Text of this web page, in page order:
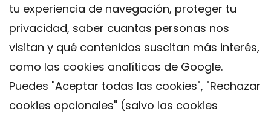
tu experiencia de navegación, proteger tu
privacidad, saber cuantas personas nos
visitan y qué contenidos suscitan más interés,
como las cookies analíticas de Google.
Puedes "Aceptar todas las cookies", "Rechazar
cookies opcionales" (salvo las cookies